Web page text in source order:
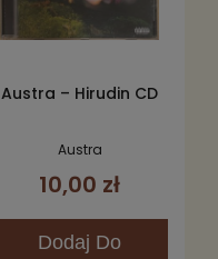
Austra – Hirudin CD
Austra
10,00 zł
Dodaj Do